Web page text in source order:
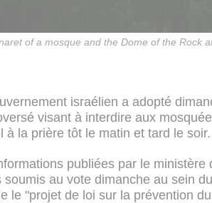
of a mosque and the Dome of the Rock
israélien a adopté
visant à interdire aux
à la prière tôt le matin et tard le soir.
publiées par le
soumis au vote dimanche au sein
le "projet de loi sur la prévention